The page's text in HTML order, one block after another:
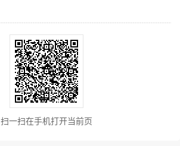
扫一扫在手机打开当前页